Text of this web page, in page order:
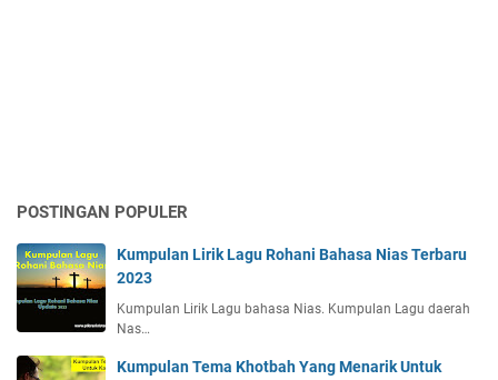
POSTINGAN POPULER
Kumpulan Lirik Lagu Rohani Bahasa Nias Terbaru
2023
Kumpulan Lirik Lagu bahasa Nias. Kumpulan Lagu daerah
Nas…
Kumpulan Tema Khotbah Yang Menarik Untuk